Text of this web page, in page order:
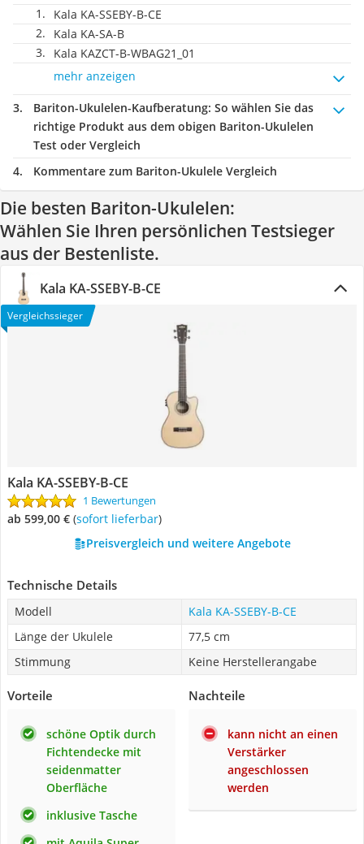
Kala KA-SSEBY-B-CE
Kala ‎KA-SA-B
Kala ‎KAZCT-B-WBAG21_01
mehr anzeigen
Bariton-Ukulelen-Kaufberatung: So wählen Sie das
richtige Produkt aus dem obigen Bariton-Ukulelen
Test oder Vergleich
Kommentare zum Bariton-Ukulele Vergleich
Die besten Bariton-Ukulelen:
Wählen Sie Ihren persönlichen Testsieger
aus der Bestenliste.
Kala KA-SSEBY-B-CE
Vergleichssieger
Kala KA-SSEBY-B-CE
1 Bewertungen
ab 599,00 € ( Sofort lieferbar)
Preisvergleich und weitere Angebote
Technische Details
Modell
Kala KA-SSEBY-B-CE
Länge der Ukulele
77,5 cm
Stimmung
Keine Herstellerangabe
Vorteile
schöne Optik durch
Fichtendecke mit
seidenmatter
Oberfläche
inklusive Tasche
Nachteile
kann nicht an einen
Verstärker
angeschlossen
werden